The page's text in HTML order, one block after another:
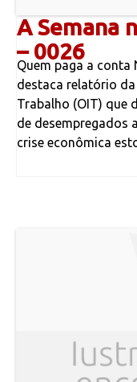
A Semana
– 0026
Quem paga a conta
destaca relatório
Trabalho (OIT) que
de desempregados
crise econômica